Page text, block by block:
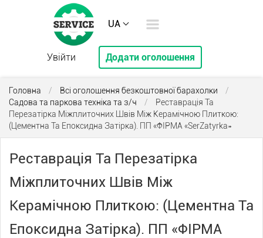
UA
Увійти Додати оголошення
Головна / Всі оголошення безкоштовної барахолки
/
Садова та паркова техніка та з/ч
/
Реставрація Та
Перезатірка Міжплиточних Швів Між Керамічною Плиткою:
(Цементна Та Епоксидна Затірка). ПП «ФІРМА «SerZatyrka»
Реставрація Та Перезатірка
Міжплиточних Швів Між
Керамічною Плиткою: (Цементна Та
Епоксидна Затірка). ПП «ФІРМА